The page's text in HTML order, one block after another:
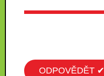
ODPOVĚDĚT ✔